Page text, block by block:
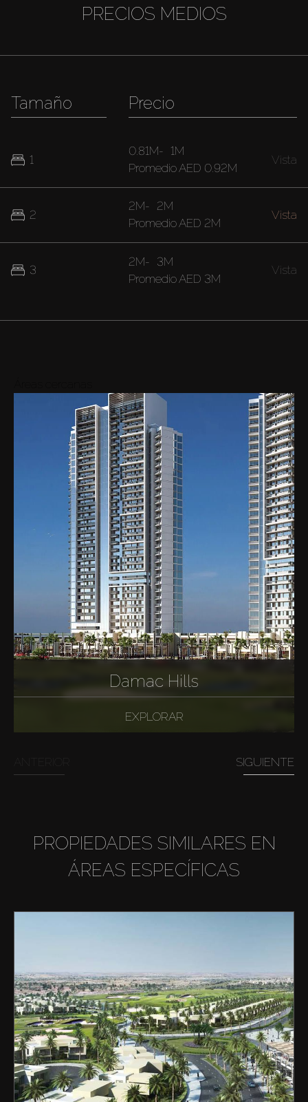
PRECIOS MEDIOS
Tamaño
1
2
3
Precio
0.81M- 1M
PromedioAED 0.92M
Vista
2M- 2M
PromedioAED 2M
Vista
2M- 3M
Promedio AED 3M
Vista
Damac Hills
EXPLORAR
SIGUIENTE
PROPIEDADES SIMILARES EN
ÁREAS ESPECÍFICAS